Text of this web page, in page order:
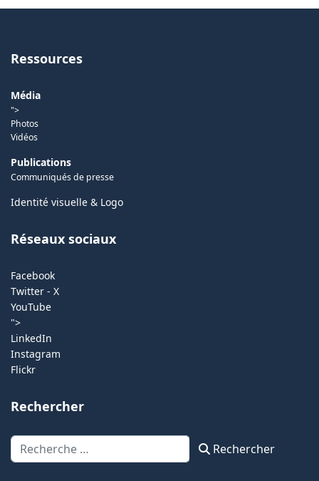
Ressources
Média
">
Photos
Vidéos
Publications
Communiqués de presse
Identité visuelle & Logo
Réseaux sociaux
Facebook
Twitter - X
YouTube
">
LinkedIn
Instagram
Flickr
Rechercher
Rechercher Rechercher